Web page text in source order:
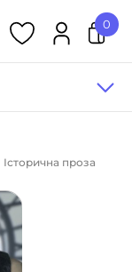
0
Історична проза